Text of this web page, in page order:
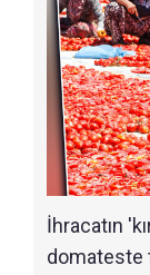
İhracatın
domateste